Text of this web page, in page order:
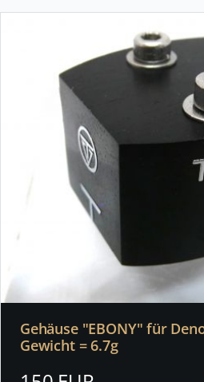
Gehäuse "EBONY" für
Gewicht = 6.7g